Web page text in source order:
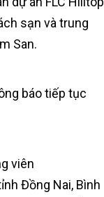
sạn và trung
San.
báo tiếp tục
viên
Đồng Nai, Bình